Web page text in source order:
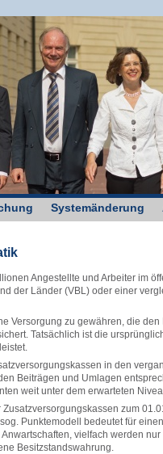
Systemänderung
Angestellte und Arbeiter im
der Länder (VBL) oder einer
Versorgung zu gewähren, die
Tatsächlich ist die
in den
Beiträgen und Umlagen
weit unter dem erwarteten
zum
Punktemodell bedeutet für
vielfach werden
Besitzstandswahrung.